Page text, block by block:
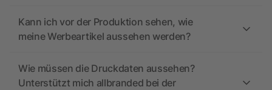
Kann ich vor der Produktion sehen, wie
meine Werbeartikel aussehen werden?
Wie müssen die Druckdaten aussehen?
Unterstützt mich allbranded bei der